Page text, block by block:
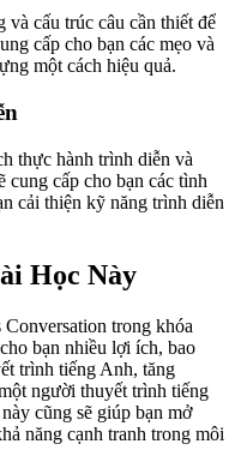
và cấu trúc câu cần thiết để
cấp cho bạn các mẹo và
một cách hiệu quả.
thực hành trình diễn và
cấp cho bạn các tình
cải thiện kỹ năng trình diễn
Học Này
trong khóa
bạn nhiều lợi ích, bao
trình tiếng Anh, tăng
người thuyết trình tiếng
cũng sẽ giúp bạn mở
năng cạnh tranh trong môi